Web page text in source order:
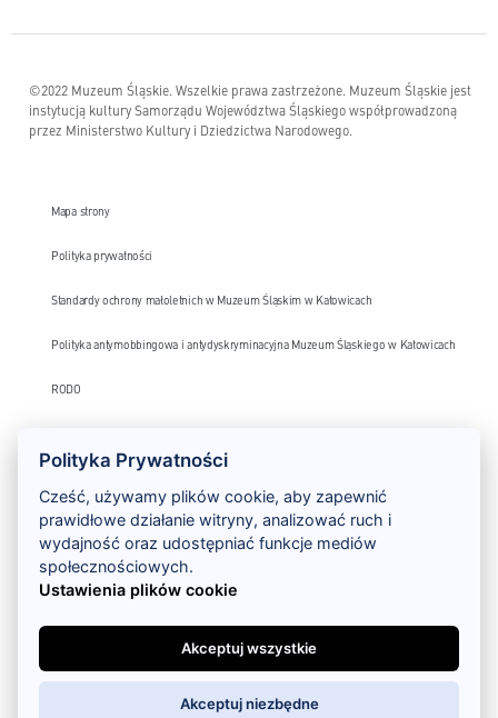
©2022 Muzeum Śląskie. Wszelkie prawa zastrzeżone. Muzeum Śląskie jest
instytucją kultury Samorządu Województwa Śląskiego współprowadzoną
przez Ministerstwo Kultury i Dziedzictwa Narodowego.
Mapa strony
Polityka prywatności
Standardy ochrony małoletnich w Muzeum Śląskim w Katowicach
Polityka antymobbingowa i antydyskryminacyjna Muzeum Śląskiego w Katowicach
RODO
Szlak Zabytków Techniki
Wykonanie:
Polityka Prywatności
Cześć, używamy plików cookie, aby zapewnić
prawidłowe działanie witryny, analizować ruch i
wydajność oraz udostępniać funkcje mediów
społecznościowych.
Ustawienia plików cookie
Akceptuj wszystkie
Akceptuj niezbędne